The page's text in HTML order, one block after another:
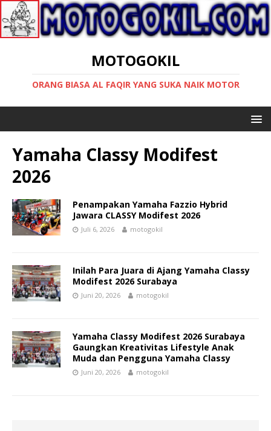
MOTOGOKIL
ORANG BIASA AL FAQIR YANG SUKA NAIK MOTOR
Yamaha Classy Modifest
2026
Penampakan Yamaha Fazzio Hybrid
Jawara CLASSY Modifest 2026
Juli 6, 2026 motogokil
Inilah Para Juara di Ajang Yamaha Classy
Modifest 2026 Surabaya
Juni 20, 2026 motogokil
Yamaha Classy Modifest 2026 Surabaya
Gaungkan Kreativitas Lifestyle Anak
Muda dan Pengguna Yamaha Classy
Juni 20, 2026 motogokil